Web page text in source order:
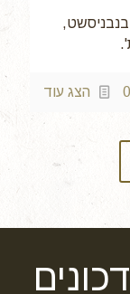
בנבניסשט,
0 הצג עוד